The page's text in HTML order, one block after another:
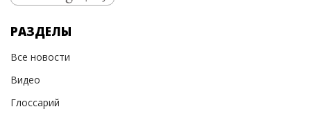
РАЗДЕЛЫ
Все новости
Видео
Глоссарий